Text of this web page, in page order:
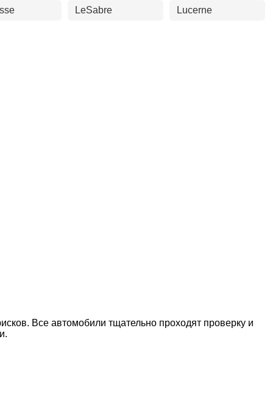
LeSabre Lucerne
Все автомобили тщательно проходят проверку и